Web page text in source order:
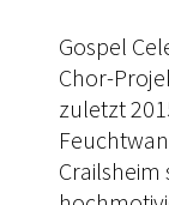
Gospel
Chor-
zuletzt
Crailsheim